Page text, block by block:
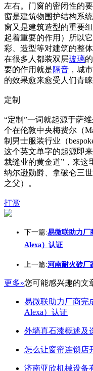
左右。门窗的密闭性的
窗是建筑物围护结构系
窗又是建筑造型的重要
起着重要的作用）所以
彩、造型等对建筑的整
在很多人都装双层玻璃
要的作用就是隔音 ，城
的效果愈来愈受人们青睐
定制
“定制”一词就起源于萨
个在伦敦中央梅费尔（
制男士服装行业（
这个英文单字的起源即
裁缝业的黄金道”，来这
纳尔逊勋爵、拿破仑三
之父）。
打赏
下一篇:易微联助力厂
Alexa）认证
上一篇:河南耐火砖厂
更多»您可能感兴趣的文
易微联助力厂商完
Alexa）认证
外墙真石漆概述及
怎么让窗帘连锁店
济南亚欣机械设备